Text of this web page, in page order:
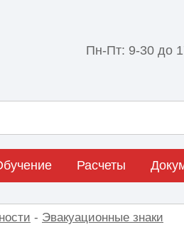
Пн-Пт: 9-30 до
Расчеты
- Эвакуационные знаки